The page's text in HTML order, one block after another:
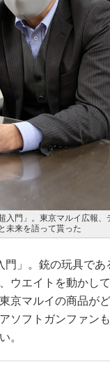
入門」。東京マルイ広報、
未来を語って貰った
」。銃の玩具であ
ウエイトを動かし
京マルイの商品が
ソフトガンファン
。